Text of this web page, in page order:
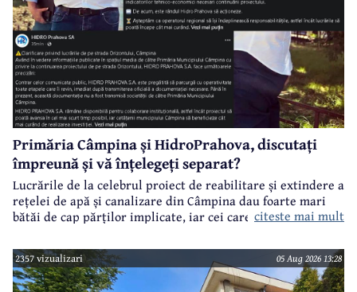
Primăria Câmpina și HidroPrahova, discutați
împreună și vă înțelegeți separat?
Lucrările de la celebrul proiect de reabilitare și extindere a
rețelei de apă și canalizare din Câmpina dau foarte mari
bătăi de cap părților implicate, iar cei care suferă sunt
Orizontului.
citeste mai mult
2357 vizualizari 05 Aug 2026 13:28